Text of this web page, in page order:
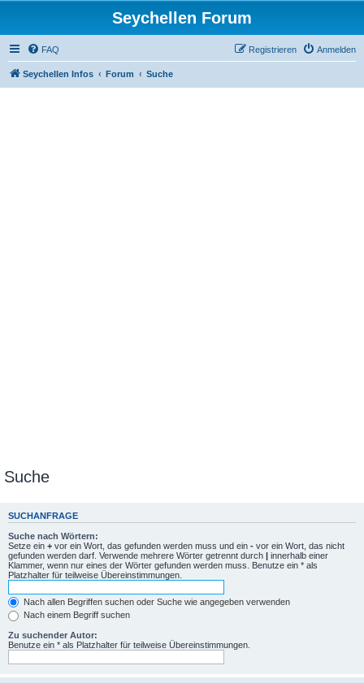
Seychellen Forum
FAQ Anmelden
Registrieren
Seychellen Infos Forum Suche
Suche
SUCHANFRAGE
Suche nach Wörtern:
Setze ein + vor ein Wort, das gefunden werden muss und ein - vor ein Wort, das nicht
gefunden werden darf. Verwende mehrere Wörter getrennt durch | innerhalb einer
Klammer, wenn nur eines der Wörter gefunden werden muss. Benutze ein * als
Platzhalter für teilweise Übereinstimmungen.
Nach allen Begriffen suchen oder Suche wie angegeben verwenden
Nach einem Begriff suchen
Zu suchender Autor:
Benutze ein * als Platzhalter für teilweise Übereinstimmungen.